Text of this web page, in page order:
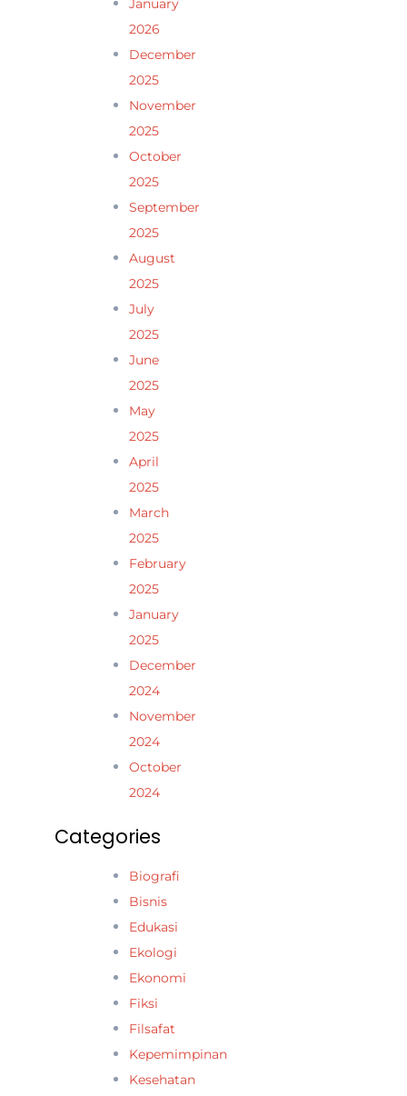
January
2026
December
2025
November
2025
October
2025
September
2025
August
2025
July
2025
June
2025
May
2025
April
2025
March
2025
February
2025
January
2025
December
2024
November
2024
October
2024
Categories
Biografi
Bisnis
Edukasi
Ekologi
Ekonomi
Fiksi
Filsafat
Kepemimpinan
Kesehatan